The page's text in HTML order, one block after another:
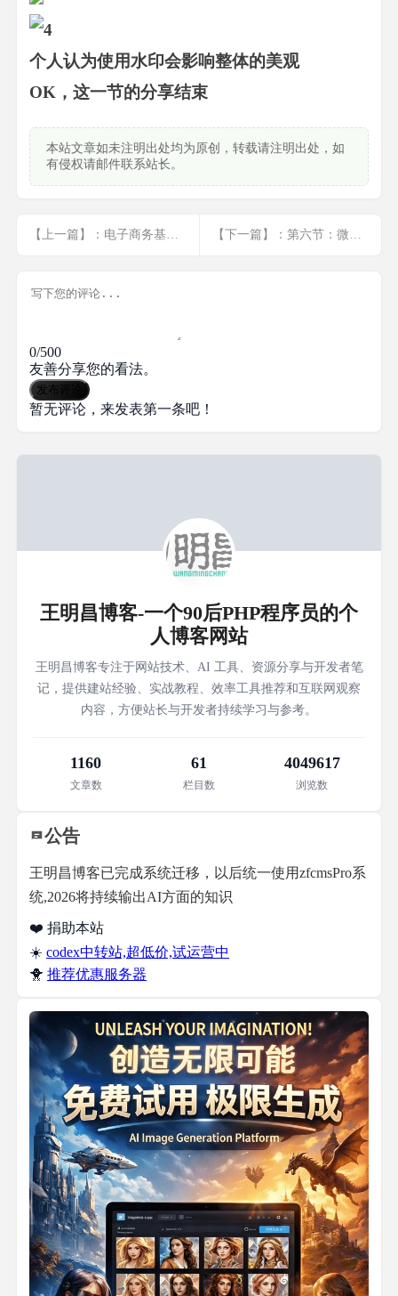
个人认为使用水印会影响整体的美观
OK，这一节的分享结束
本站文章如未注明出处均为原创，转载请注明出处，如
有侵权请邮件联系站长。
【上一篇】：电子商务基本术语 【下一篇】：第六节：微信公众平台自定义菜单
0/500
友善分享您的看法。
发布评论
暂无评论，来发表第一条吧！
王明昌博客-一个90后PHP程序员的个
人博客网站
王明昌博客专注于网站技术、AI 工具、资源分享与开发者笔
记，提供建站经验、实战教程、效率工具推荐和互联网观察
内容，方便站长与开发者持续学习与参考。
1160
文章数
61
栏目数
4049617
浏览数
公告
王明昌博客已完成系统迁移，以后统一使用zfcmsPro系
统,2026将持续输出AI方面的知识
❤️ 捐助本站
☀️ codex中转站,超低价,试运营中
🐥 推荐优惠服务器